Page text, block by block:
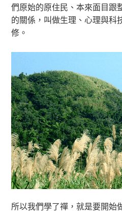
們原始的原住民、本來面目跟
的關係，叫做生理、心理與科
修。
所以我們學了禪，就是要開始